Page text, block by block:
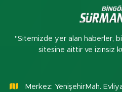
"Sitemizde yer alan haberler,
sitesine aittir ve izinsiz
Merkez: YenişehirMah.